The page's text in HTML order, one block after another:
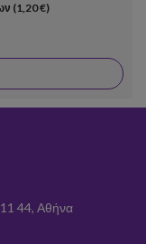
(1,20 €)
44, Αθήνα